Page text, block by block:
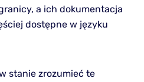
a ich dokumentacja
dostępne w języku
stanie zrozumieć te